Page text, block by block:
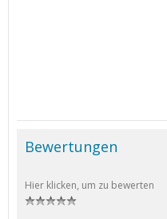
Bewertungen
Hier klicken, um zu bewerten